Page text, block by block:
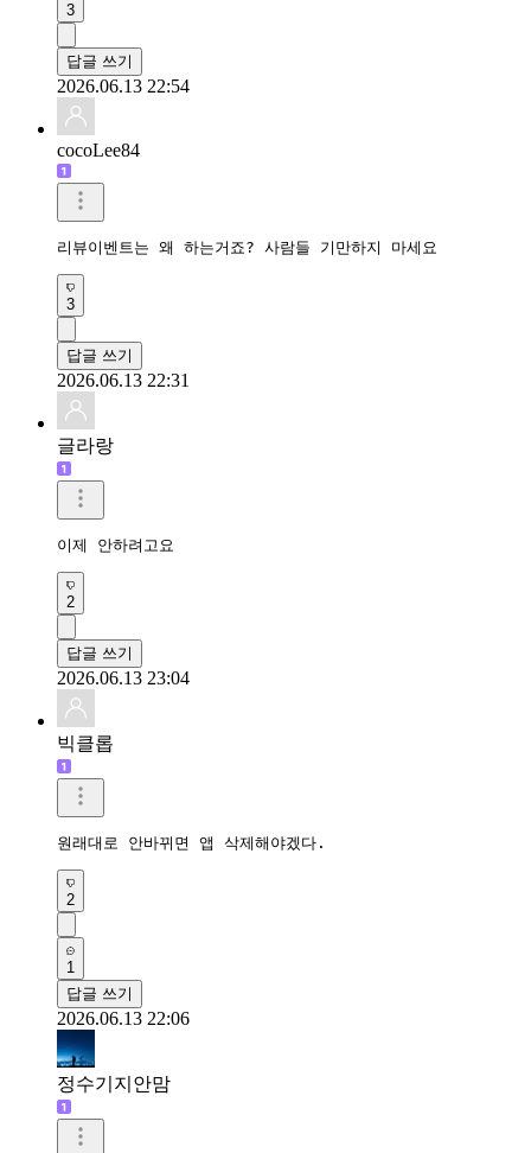
3
답글 쓰기
2026.06.13 22:54
cocoLee84
리뷰이벤트는 왜 하는거죠? 사람들 기만하지 마세요
3
답글 쓰기
2026.06.13 22:31
글라랑
이제 안하려고요
2
답글 쓰기
2026.06.13 23:04
빅클롭
원래대로 안바뀌면 앱 삭제해야겠다.
2
1
답글 쓰기
2026.06.13 22:06
정수기지안맘